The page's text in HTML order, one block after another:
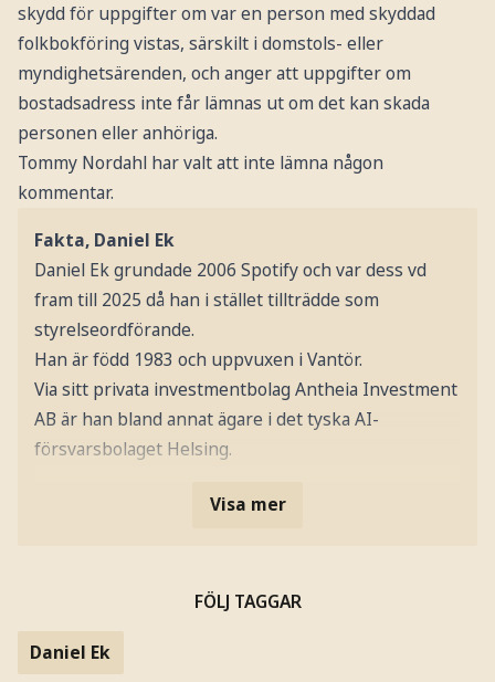
skydd för uppgifter om var en person med skyddad
folkbokföring vistas, särskilt i domstols- eller
myndighetsärenden, och anger att uppgifter om
bostadsadress inte får lämnas ut om det kan skada
personen eller anhöriga.
Tommy Nordahl har valt att inte lämna någon
kommentar.
Fakta, Daniel Ek
Daniel Ek grundade 2006 Spotify och var dess vd
fram till 2025 då han i stället tillträdde som
styrelseordförande.
Han är född 1983 och uppvuxen i Vantör.
Via sitt privata investmentbolag Antheia Investment
AB är han bland annat ägare i det tyska AI-
försvarsbolaget Helsing.
Visa mer
FÖLJ TAGGAR
Daniel Ek